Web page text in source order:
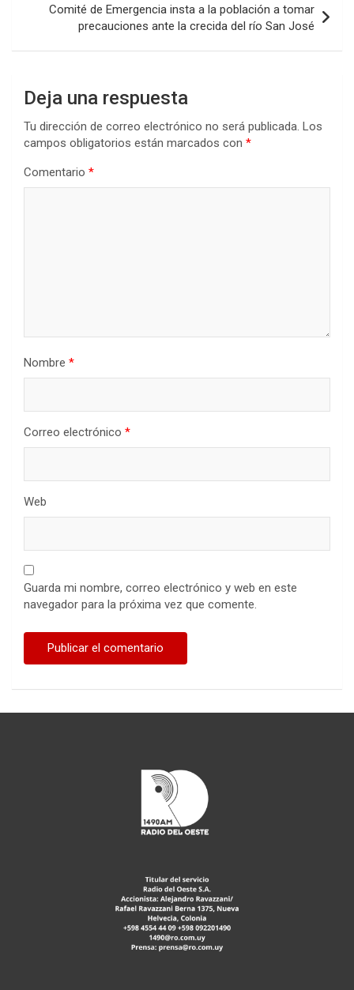
Comité de Emergencia insta a la población a tomar
precauciones ante la crecida del río San José
Deja una respuesta
Tu dirección de correo electrónico no será publicada. Los
campos obligatorios están marcados con *
Comentario *
Nombre *
Correo electrónico *
Web
Guarda mi nombre, correo electrónico y web en este
navegador para la próxima vez que comente.